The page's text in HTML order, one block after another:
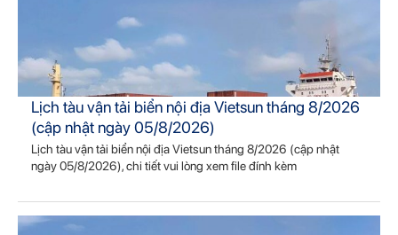
Lịch tàu vận tải biển nội địa Vietsun tháng 8/2026
(cập nhật ngày 05/8/2026)
Lịch tàu vận tải biển nội địa Vietsun tháng 8/2026 (cập nhật
ngày 05/8/2026), chi tiết vui lòng xem file đính kèm